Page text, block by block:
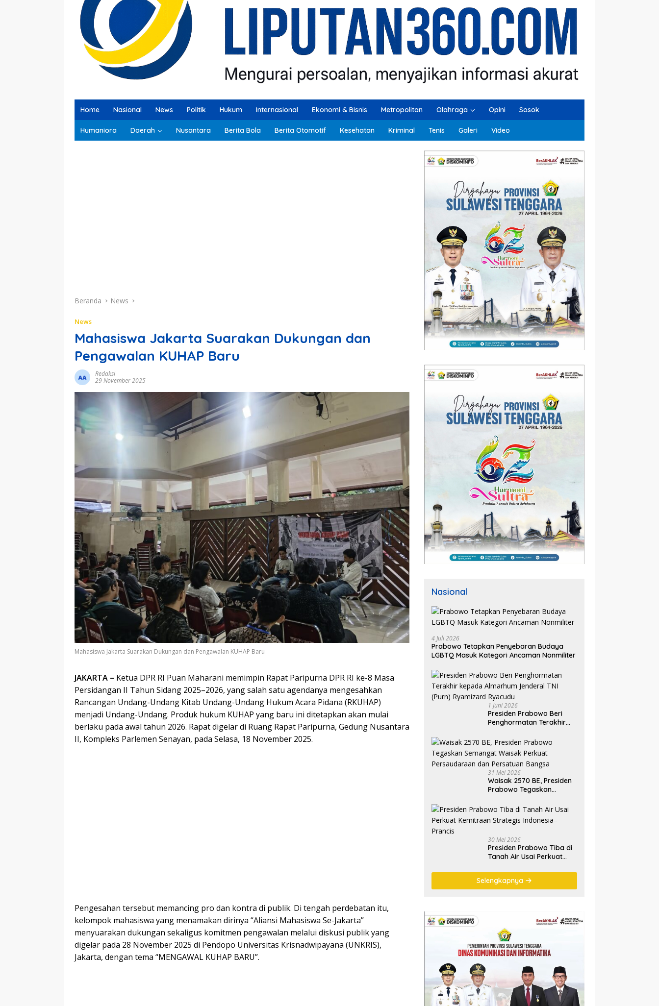
Home Nasional News Politik Hukum Internasional Ekonomi & Bisnis Metropolitan Olahraga Opini Sosok
Humaniora Daerah Nusantara Berita Bola Berita Otomotif Kesehatan Kriminal Tenis Galeri Video
Beranda News
News
Mahasiswa Jakarta Suarakan Dukungan dan
Pengawalan KUHAP Baru
Redaksi
29 November 2025
Mahasiswa Jakarta Suarakan Dukungan dan Pengawalan KUHAP Baru
JAKARTA – Ketua DPR RI Puan Maharani memimpin Rapat Paripurna DPR RI ke-8 Masa
Persidangan II Tahun Sidang 2025–2026, yang salah satu agendanya mengesahkan
Rancangan Undang-Undang Kitab Undang-Undang Hukum Acara Pidana (RKUHAP)
menjadi Undang-Undang. Produk hukum KUHAP yang baru ini ditetapkan akan mulai
berlaku pada awal tahun 2026. Rapat digelar di Ruang Rapat Paripurna, Gedung Nusantara
II, Kompleks Parlemen Senayan, pada Selasa, 18 November 2025.
Pengesahan tersebut memancing pro dan kontra di publik. Di tengah perdebatan itu,
kelompok mahasiswa yang menamakan dirinya “Aliansi Mahasiswa Se-Jakarta”
menyuarakan dukungan sekaligus komitmen pengawalan melalui diskusi publik yang
digelar pada 28 November 2025 di Pendopo Universitas Krisnadwipayana (UNKRIS),
Jakarta, dengan tema “MENGAWAL KUHAP BARU”.
Nasional
4 Juli 2026
Prabowo Tetapkan Penyebaran Budaya
LGBTQ Masuk Kategori Ancaman Nonmiliter
1 Juni 2026
Presiden Prabowo Beri
Penghormatan Terakhir
Jenderal TNI (Purn)
Ryamizard Ryacudu
31 Mei 2026
Waisak 2570 BE, Presiden
Prabowo Tegaskan
Persaudaraan dan
Persatuan Bangsa
30 Mei 2026
Presiden Prabowo Tiba di
Tanah Air Usai Perkuat
Indonesia–Prancis
Selengkapnya